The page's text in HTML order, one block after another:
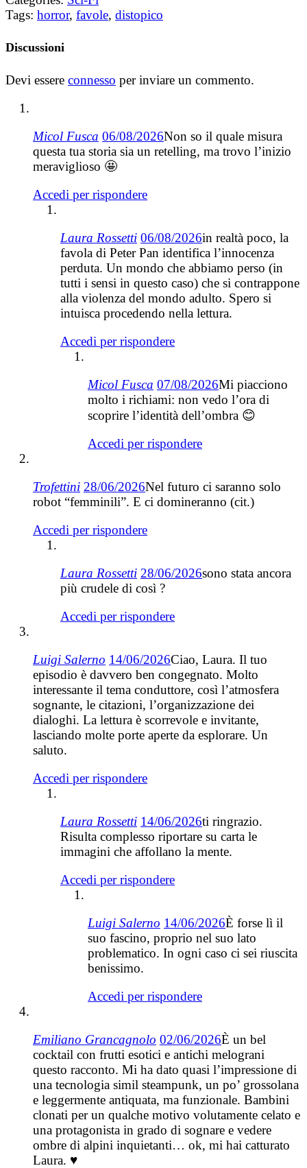
Tags: horror, favole, distopico
Discussioni
Devi essere connesso per inviare un commento.
Micol Fusca 06/08/2026Non so il quale misura
questa tua storia sia un retelling, ma trovo l’inizio
meraviglioso 🤩
Accedi per rispondere
Laura Rossetti 06/08/2026in realtà poco, la
favola di Peter Pan identifica l’innocenza
perduta. Un mondo che abbiamo perso (in
tutti i sensi in questo caso) che si contrappone
alla violenza del mondo adulto. Spero si
intuisca procedendo nella lettura.
Accedi per rispondere
Micol Fusca 07/08/2026Mi piacciono
molto i richiami: non vedo l’ora di
scoprire l’identità dell’ombra 😊
Accedi per rispondere
Trofettini 28/06/2026Nel futuro ci saranno solo
robot “femminili”. E ci domineranno (cit.)
Accedi per rispondere
Laura Rossetti 28/06/2026sono stata ancora
più crudele di così ?
Accedi per rispondere
Luigi Salerno 14/06/2026Ciao, Laura. Il tuo
episodio è davvero ben congegnato. Molto
interessante il tema conduttore, così l’atmosfera
sognante, le citazioni, l’organizzazione dei
dialoghi. La lettura è scorrevole e invitante,
lasciando molte porte aperte da esplorare. Un
saluto.
Accedi per rispondere
Laura Rossetti 14/06/2026ti ringrazio.
Risulta complesso riportare su carta le
immagini che affollano la mente.
Accedi per rispondere
Luigi Salerno 14/06/2026È forse lì il
suo fascino, proprio nel suo lato
problematico. In ogni caso ci sei riuscita
benissimo.
Accedi per rispondere
Emiliano Grancagnolo 02/06/2026È un bel
cocktail con frutti esotici e antichi melograni
questo racconto. Mi ha dato quasi l’impressione di
una tecnologia simil steampunk, un po’ grossolana
e leggermente antiquata, ma funzionale. Bambini
clonati per un qualche motivo volutamente celato e
una protagonista in grado di sognare e vedere
ombre di alpini inquietanti… ok, mi hai catturato
Laura. ♥